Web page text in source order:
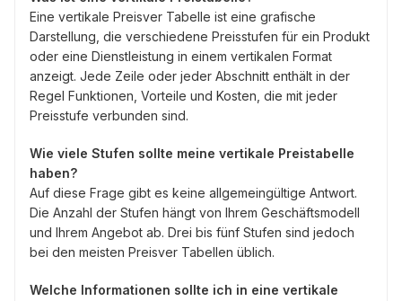
Eine vertikale Preisver Tabelle ist eine grafische
Darstellung, die verschiedene Preisstufen für ein Produkt
oder eine Dienstleistung in einem vertikalen Format
anzeigt. Jede Zeile oder jeder Abschnitt enthält in der
Regel Funktionen, Vorteile und Kosten, die mit jeder
Preisstufe verbunden sind.
Wie viele Stufen sollte meine vertikale Preistabelle
haben?
Auf diese Frage gibt es keine allgemeingültige Antwort.
Die Anzahl der Stufen hängt von Ihrem Geschäftsmodell
und Ihrem Angebot ab. Drei bis fünf Stufen sind jedoch
bei den meisten Preisver Tabellen üblich.
Welche Informationen sollte ich in eine vertikale